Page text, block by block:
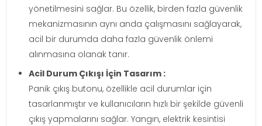
yönetilmesini sağlar. Bu özellik, birden fazla güvenlik
mekanizmasının aynı anda çalışmasını sağlayarak,
acil bir durumda daha fazla güvenlik önlemi
alınmasına olanak tanır.
Acil Durum Çıkışı İçin Tasarım :
Panik çıkış butonu, özellikle acil durumlar için
tasarlanmıştır ve kullanıcıların hızlı bir şekilde güvenli
çıkış yapmalarını sağlar. Yangın, elektrik kesintisi